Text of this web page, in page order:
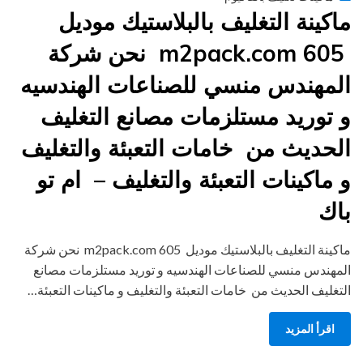
ماكينة التغليف بالبلاستيك موديل
m2pack.com 605 نحن شركة
المهندس منسي للصناعات الهندسيه
و توريد مستلزمات مصانع التغليف
الحديث من خامات التعبئة والتغليف
و ماكينات التعبئة والتغليف – ام تو
باك
ماكينة التغليف بالبلاستيك موديل m2pack.com 605 نحن شركة
المهندس منسي للصناعات الهندسيه و توريد مستلزمات مصانع
التغليف الحديث من خامات التعبئة والتغليف و ماكينات التعبئة…
اقرأ المزيد